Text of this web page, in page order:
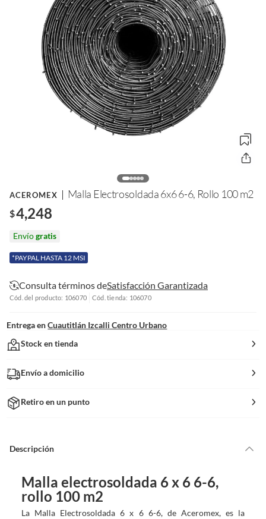
ACEROMEX Malla Electrosoldada 6x6 6-6, Rollo 100 m2
$4,248
Envíogratis
*PAYPAL HASTA 12 MSI
Consulta términos deSatisfacción Garantizada
Cód. del producto: 106070 Cód. tienda: 106070
Entrega en Cuautitlán Izcalli Centro Urbano
Stock en tienda
Envío a domicilio
Retiro en un punto
Descripción
Malla electrosoldada 6 x 6 6-6,
rollo 100 m2
La Malla Electrosoldada 6 x 6 6-6, de Aceromex, es la